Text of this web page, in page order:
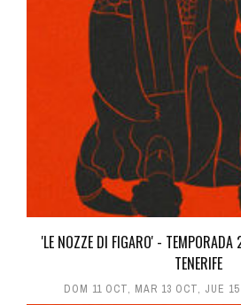
'LE NOZZE DI FIGARO' -
TENERIFE
DOM 11 OCT, MAR 13 OCT, JUE